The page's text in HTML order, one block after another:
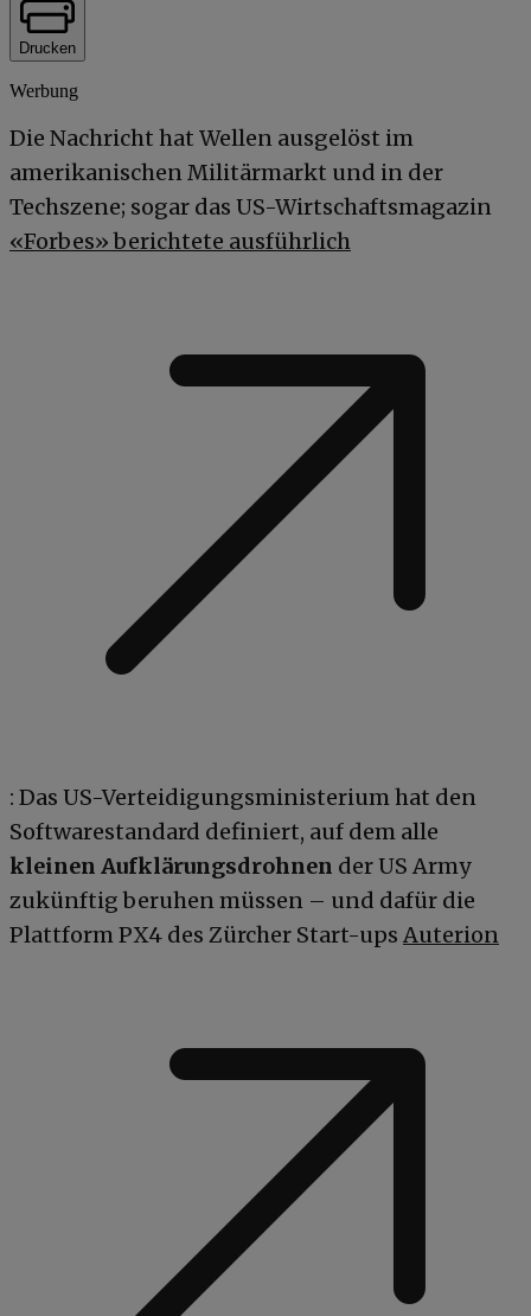
Drucken
Werbung
Die Nachricht hat Wellen ausgelöst im
amerikanischen Militärmarkt und in der
Techszene; sogar das US-Wirtschaftsmagazin
«Forbes» berichtete ausführlich
: Das US-Verteidigungsministerium hat den
Softwarestandard definiert, auf dem alle
kleinen Aufklärungsdrohnen der US Army
zukünftig beruhen müssen – und dafür die
Plattform PX4 des Zürcher Start-ups Auterion